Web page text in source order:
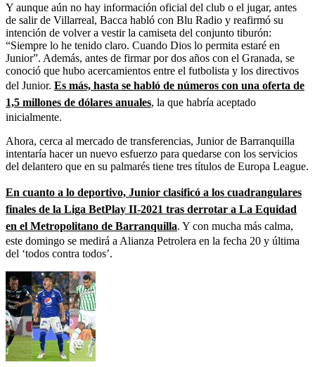
Y aunque aún no hay información oficial del club o el jugar, antes
de salir de Villarreal, Bacca habló con Blu Radio y reafirmó su
intención de volver a vestir la camiseta del conjunto tiburón:
“Siempre lo he tenido claro. Cuando Dios lo permita estaré en
Junior”. Además, antes de firmar por dos años con el Granada, se
conoció que hubo acercamientos entre el futbolista y los directivos
del Junior. Es más, hasta se habló de números con una oferta de
1,5 millones de dólares anuales, la que habría aceptado
inicialmente.
Ahora, cerca al mercado de transferencias, Junior de Barranquilla
intentaría hacer un nuevo esfuerzo para quedarse con los servicios
del delantero que en su palmarés tiene tres títulos de Europa League.
En cuanto a lo deportivo, Junior clasificó a los cuadrangulares
finales de la Liga BetPlay II-2021 tras derrotar a La Equidad
en el Metropolitano de Barranquilla. Y con mucha más calma,
este domingo se medirá a Alianza Petrolera en la fecha 20 y última
del ‘todos contra todos’.